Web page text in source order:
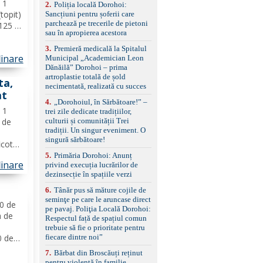
g
de
de
de
reglaj lombar electric
pentru șofer și pasager
Volan multifuncțional
îmbrăcat în piele, cu
treptelor Adaptive cruise
control, asistent
schimbare bandă și
menținere bandă Faruri
bi-xenon adaptive cu
funcție Cornering,
asistent fază lungă
automată , lumini de zi
LED, proiectoare ceață
LED, spălătoare faruri
față/spate, cameră
marșarier Keyless entry
& start, geamuri electrice
electrice, încălzite și
rabatabile Sistem hands-
free, Bluetooth, USB
Sistem start/stop, frână
de parcare electrică,
anvelope vară runflat
Control presiune pneuri,
filtru de particule,
2. Poliția locală Dorohoi:
Sancțiuni pentru șoferii care
parchează pe trecerile de pietoni
sau în apropierea acestora
3. Premieră medicală la Spitalul
Municipal „Academician Leon
Dănăilă” Dorohoi – prima
artroplastie totală de șold
necimentată, realizată cu succes
4.
„Dorohoiul, în Sărbătoare!” –
trei zile dedicate tradițiilor,
culturii și comunității Trei
tradiții. Un singur eveniment. O
singură sărbătoare!
5. Primăria Dorohoi: Anunț
privind execuția lucrărilor de
dezinsecție în spațiile verzi
6. Tânăr pus să măture cojile de
seminţe pe care le aruncase direct
pe pavaj. Poliţia Locală Dorohoi:
Respectul față de spațiul comun
trebuie să fie o prioritate pentru
fiecare dintre noi”
7. Bărbat din Broscăuți reținut